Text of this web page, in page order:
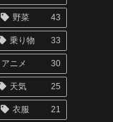
野菜 43
乗り物 33
アニメ 30
天気 25
衣服 21